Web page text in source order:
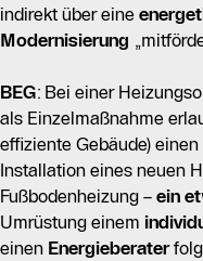
indirekt über eine
Modernisierung
BEG: Bei einer
als Einzelmaßnahme
effiziente Gebäude) einen
Installation eines neuen
Fußbodenheizung – ein
Umrüstung einem
einen Energieberater